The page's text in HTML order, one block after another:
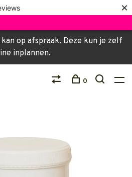
×
op afspraak. Deze kun je zelf
inplannen.
0